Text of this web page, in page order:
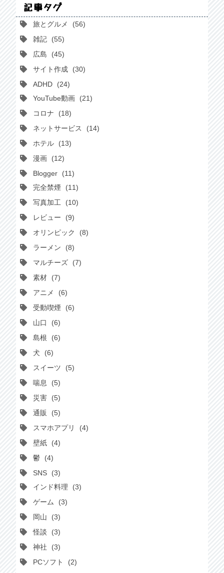
記事タグ
旅とグルメ
56
雑記
55
広島
45
サイト作成
30
ADHD
24
YouTube動画
21
コロナ
18
ネットサービス
14
ホテル
13
漫画
12
Blogger
11
完全禁煙
11
写真加工
10
レビュー
9
オリンピック
8
ラーメン
8
マルチーズ
7
素材
7
アニメ
6
受動喫煙
6
山口
6
島根
6
犬
6
スイーツ
5
喘息
5
災害
5
通販
5
スマホアプリ
4
壁紙
4
鬱
4
SNS
3
インド料理
3
ゲーム
3
岡山
3
怪談
3
神社
3
PCソフト
2